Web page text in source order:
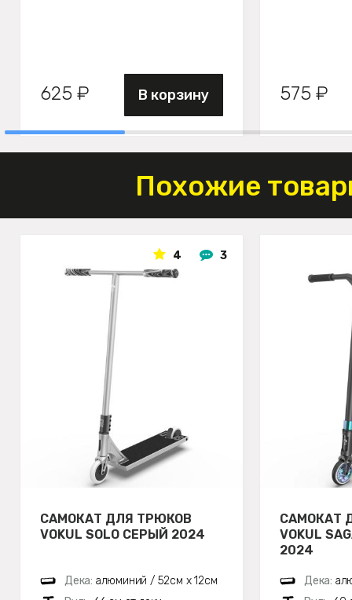
625 ₽ В корзину 575 ₽
Похожие
4 3
САМОКАТ ДЛЯ ТРЮКОВ
VOKUL SOLO СЕРЫЙ 2024
Дека: алюминий / 52см х 12см
САМОКАТ
VOKUL
2024
Дека: